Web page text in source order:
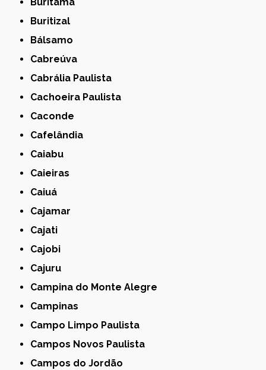
Buritizal
Bálsamo
Cabreúva
Cabrália Paulista
Cachoeira Paulista
Caconde
Cafelândia
Caiabu
Caieiras
Caiuá
Cajamar
Cajati
Cajobi
Cajuru
Campina do Monte Alegre
Campinas
Campo Limpo Paulista
Campos Novos Paulista
Campos do Jordão